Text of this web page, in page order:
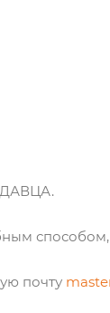
способом,
почту